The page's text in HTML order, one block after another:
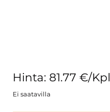
Hinta: 81.77 €/Kpl
Ei saatavilla